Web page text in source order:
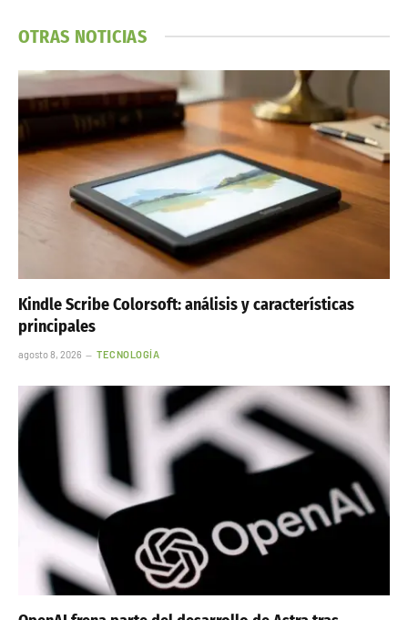
OTRAS NOTICIAS
Kindle Scribe Colorsoft: análisis y características
principales
agosto 8, 2026 TECNOLOGÍA